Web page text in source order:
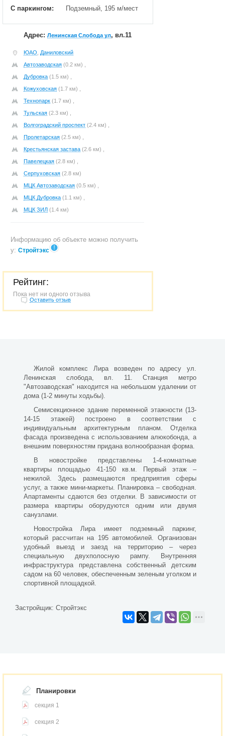
С паркингом: Подземный, 195 м/мест
Адрес: Ленинская Слобода ул, вл.11
ЮАО
Даниловский
Автозаводская (0.2 км) ,
Дубровка (1.5 км) ,
Кожуховская (1.7 км) ,
Технопарк (1.7 км) ,
Тульская (2.3 км) ,
Волгоградский проспект (2.4 км) ,
Пролетарская (2.5 км) ,
Крестьянская застава (2.6 км) ,
Павелецкая (2.8 км) ,
Серпуховская (2.8 км)
МЦК Автозаводская (0.5 км) ,
МЦК Дубровка (1.1 км) ,
МЦК ЗИЛ (1.4 км)
Информацию об объекте можно получить
у: Стройтэкс
Рейтинг:
Пока нет ни одного отзыва
Оставить отзыв
Жилой комплекс Лира возведен по адресу ул.
Ленинская слобода, вл. 11. Станция метро
"Автозаводская" находится на небольшом удалении от
дома (1-2 минуты ходьбы).
Семисекционное здание переменной этажности (13-
14-15 этажей) построено в соответствии с
индивидуальным архитектурным планом. Отделка
фасада произведена с использованием алюкобонда, а
внешним поверхностям придана волнообразная форма.
В новостройке представлены 1-4-комнатные
квартиры площадью 41-150 кв.м. Первый этаж –
нежилой. Здесь размещаются предприятия сферы
услуг, а также мини-маркеты. Планировка – свободная.
Апартаменты сдаются без отделки. В зависимости от
размера квартиры оборудуются одним или двумя
санузлами.
Новостройка Лира имеет подземный паркинг,
который рассчитан на 195 автомобилей. Организован
удобный выезд и заезд на территорию – через
специальную двухполосную рампу. Внутренняя
инфраструктура представлена собственный детским
садом на 60 человек, обеспеченным зеленым уголком и
спортивной площадкой.
Застройщик: Стройтэкс
Планировки
секция 1
секция 2